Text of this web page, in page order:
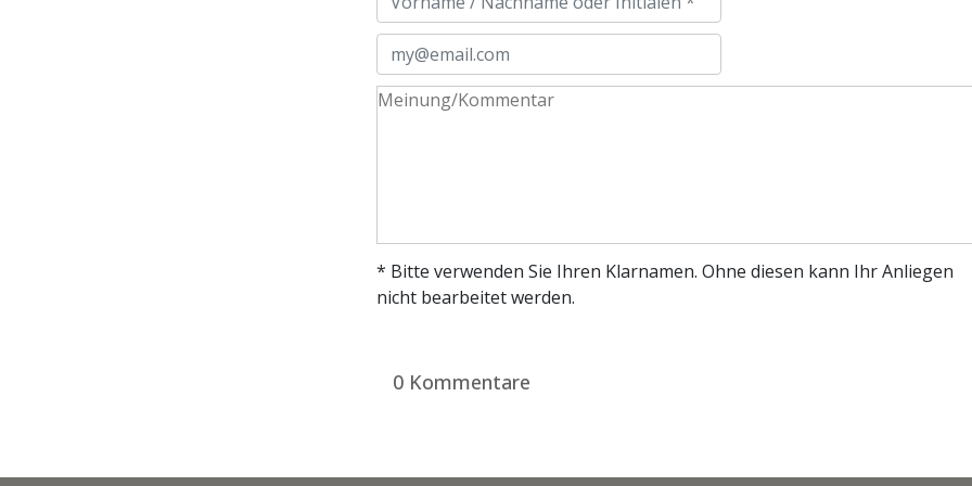
* Bitte verwenden Sie Ihren Klarnamen. Ohne diesen kann Ihr Anliegen
nicht bearbeitet werden.
0 Kommentare